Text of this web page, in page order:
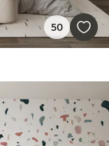
50